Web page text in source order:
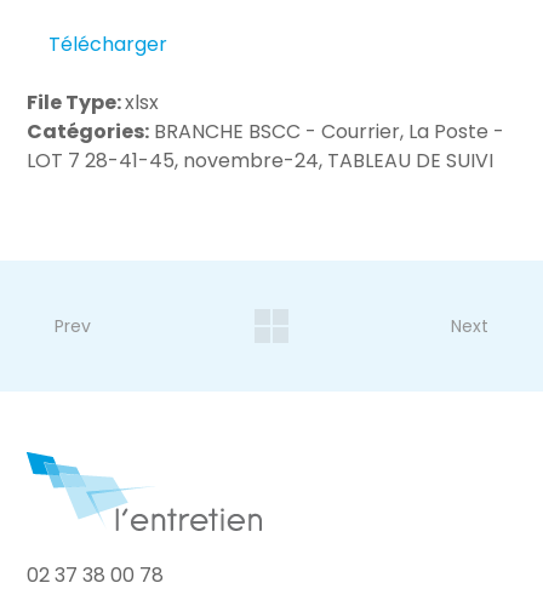
Télécharger
File Type:xlsx
Catégories: BRANCHE BSCC - Courrier, La Poste -
LOT 7 28-41-45, novembre-24, TABLEAU DE SUIVI
Prev Next
02 37 38 00 78